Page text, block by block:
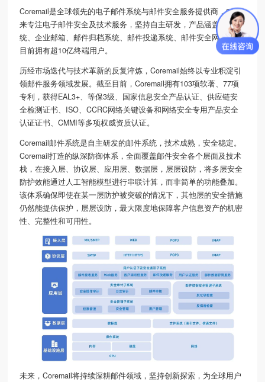
Coremail是全球领先的电子邮件系统与邮件安全服务提供商，26年
来专注电子邮件安全及技术服务，坚持自主研发，产品涵盖 邮件系
统、企业邮箱、邮件归档系统、邮件投递系统、邮件安全网关等，
目前拥有超10亿终端用户。
历经市场迭代与技术革新的反复淬炼，Coremail始终以专业积淀引
领邮件服务领域发展。截至目前，Coremail拥有103项软著、77项
专利，获得EAL3+、等保3级、国家信息安全产品认证、供应链安
全检测证书、ISO、CCRC网络关键设备和网络安全专用产品安全
认证证书、CMMI等多项权威资质认证。
Coremail邮件系统是自主研发的邮件系统 ，技术成熟，安全稳定。
Coremail打造的纵深防御体系，全面覆盖邮件安全各个层面及技术
栈，在接入层、协议层、应用层、数据层，层层设防，将多层安全
防护效能通过人工智能模型进行串联计算，而非简单的功能叠加。
该体系确保即使在某一层防护被突破的情况下，其他层的安全措施
仍然能提供保护，层层设防，最大限度地保障客户信息资产的机密
性、完整性和可用性。
未来，Coremail将持续深耕邮件领域，坚持创新探索，为全球用户